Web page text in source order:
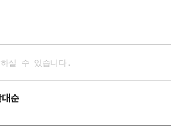
순